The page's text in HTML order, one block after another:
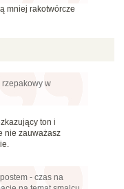
mniej rakotwórcze
rzepakowy w
ton i
nie zauważasz
- czas na